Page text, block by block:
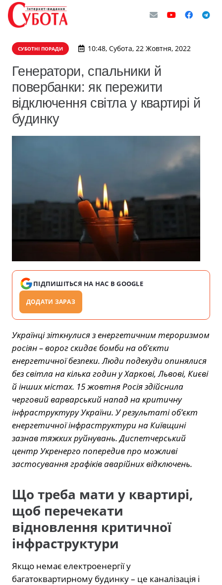
СУБОТНІ ПОРАДИ 10:48, Субота, 22 Жовтня, 2022
Генератори, спальники й
повербанки: як пережити
відключення світла у квартирі й
будинку
ПІДПИШІТЬСЯ НА НАС В GOOGLE
ДОДАТИ ЗАРАЗ
Українці зіткнулися з енергетичним тероризмом
росіян – ворог скидає бомби на об’єкти
енергетичної безпеки. Люди подекуди опинялися
без світла на кілька годин у Харкові, Львові, Києві
й інших містах. 15 жовтня Росія здійснила
черговий варварський напад на критичну
інфраструктуру України. У результаті об’єкт
енергетичної інфраструктури на Київщині
зазнав тяжких руйнувань. Диспетчерський
центр Укренерго попередив про можливі
застосування графіків аварійних відключень.
Що треба мати у квартирі,
щоб перечекати
відновлення критичної
інфраструктури
Якщо немає електроенергії у
багатоквартирному будинку – це каналізація і